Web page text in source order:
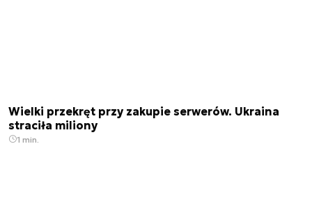
Wielki przekręt przy zakupie serwerów. Ukraina
straciła miliony
1 min.